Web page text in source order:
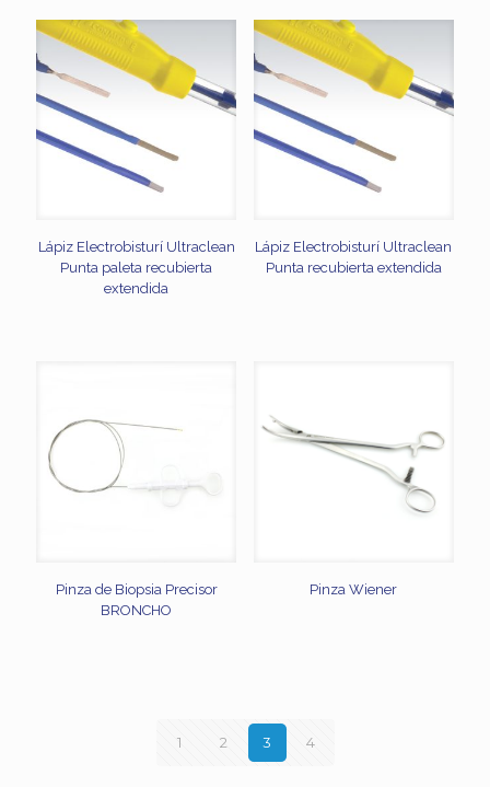
Lápiz Electrobisturí Ultraclean
Punta paleta recubierta
extendida
Lápiz Electrobisturí Ultraclean
Punta recubierta extendida
Pinza de Biopsia Precisor
BRONCHO
Pinza Wiener
1 2 3 4